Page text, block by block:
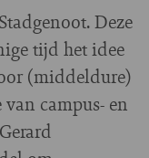
Deze
tijd het idee
(middeldure)
campus- en